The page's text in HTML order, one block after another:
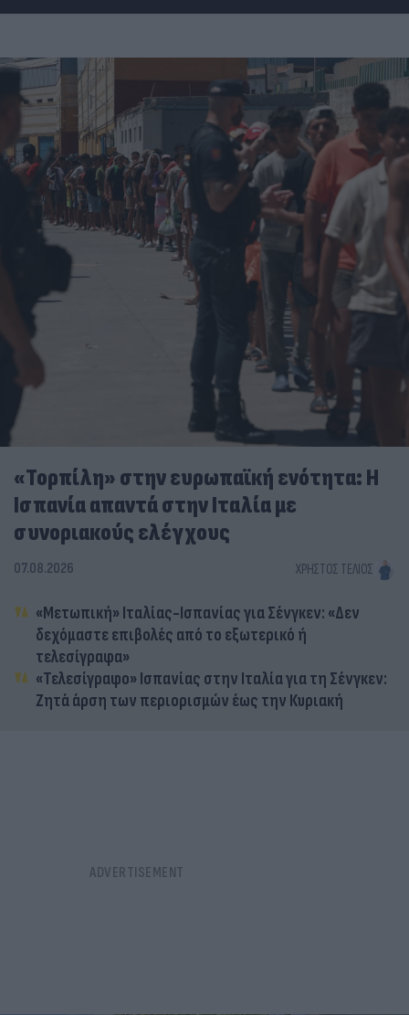
«Τορπίλη» στην ευρωπαϊκή ενότητα: Η
Ισπανία απαντά στην Ιταλία με
συνοριακούς ελέγχους
07.08.2026 ΧΡΉΣΤΟΣ ΤΈΛΙΟΣ
«Μετωπική» Ιταλίας-Ισπανίας για Σένγκεν: «Δεν
δεχόμαστε επιβολές από το εξωτερικό ή
τελεσίγραφα»
«Τελεσίγραφο» Ισπανίας στην Ιταλία για τη Σένγκεν:
Ζητά άρση των περιορισμών έως την Κυριακή